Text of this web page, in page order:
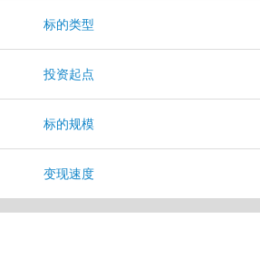
标的类型
投资起点
标的规模
变现速度